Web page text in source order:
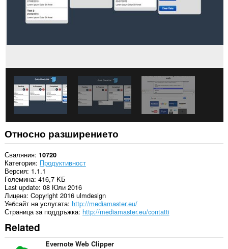
разширение
достъп
дейността
сърфиране.
This
extension
can
store
an
unlimited
amount
of
client-
side
data.
Относно разширението
Сваляния 10720
Категория Продуктивност
Версия 1.1.1
Големина 416,7 KБ
Last update 08 Юли 2016
Лиценз Copyright 2016 ulmdesign
Уебсайт на услугата http://mediamaster.eu/
Страница за поддръжка http://mediamaster.eu/contatti
Related
Evernote Web Clipper